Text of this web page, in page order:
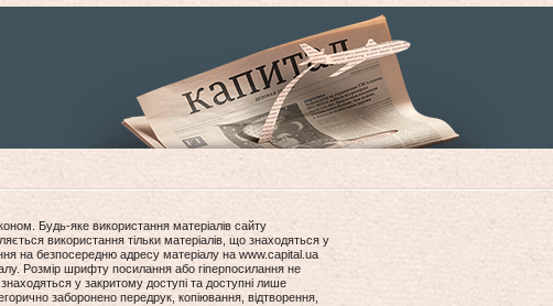
Будь-яке використання матеріалів сайту
використання тільки матеріалів, що знаходяться у
на безпосередню адресу матеріалу на www.capital.ua
Розмір шрифту посилання або гіперпосилання не
у закритому доступі та доступні лише
заборонено передрук, копіювання, відтворення,